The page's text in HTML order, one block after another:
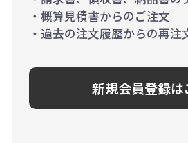
・概算見積書からのご注文
・過去の注文履歴からの再注
新規会員登録は